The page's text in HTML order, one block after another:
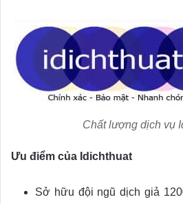
Chất lượng dịch vụ
Ưu điểm của Idichthuat
Sở hữu đội ngũ dịch giả